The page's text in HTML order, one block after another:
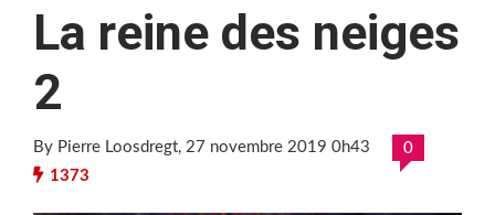
La reine des neiges
2
By Pierre Loosdregt, 27 novembre 2019 0h43
0
1373